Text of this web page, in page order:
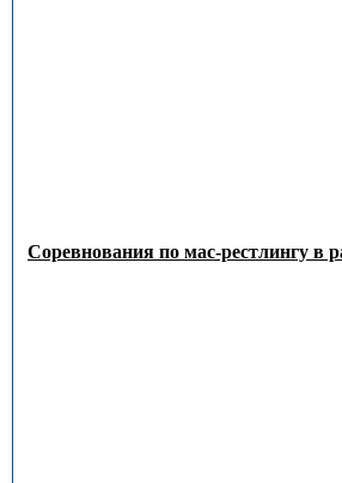
Соревнования по мас-рестлингу в